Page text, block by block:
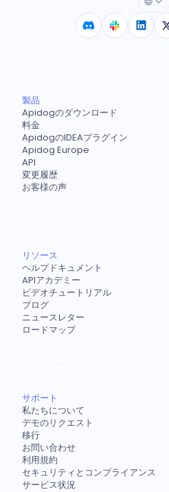
製品
Apidogのダウンロード
料金
ApidogのIDEAプラグイン
Apidog Europe
API
変更履歴
お客様の声
リソース
ヘルプドキュメント
APIアカデミー
ビデオチュートリアル
ブログ
ニュースレター
ロードマップ
サポート
私たちについて
デモのリクエスト
移行
お問い合わせ
利用規約
セキュリティとコンプライアンス
サービス状況